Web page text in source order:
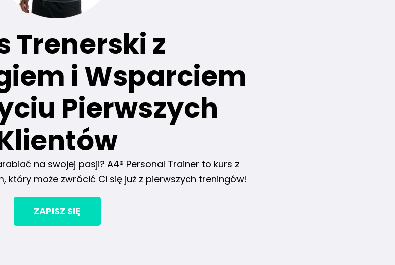
Trenerski z
i Wsparciem
Pierwszych
na swojej pasji? A4® Personal Trainer to kurs z
który może zwrócić Ci się już z pierwszych treningów!
ZAPISZ SIĘ